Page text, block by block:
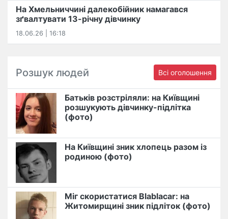
На Хмельниччині далекобійник намагався
зґвалтувати 13-річну дівчинку
18.06.26 | 16:18
Розшук людей Всі оголошення
Батьків розстріляли: на Київщині
розшукують дівчинку-підлітка
(фото)
На Київщині зник хлопець разом із
родиною (фото)
Міг скористатися Blablacar: на
Житомирщині зник підліток (фото)